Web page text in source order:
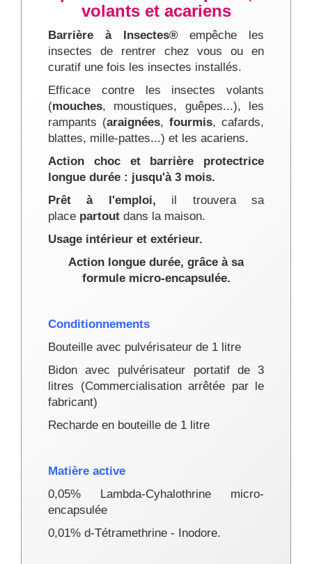
volants et acariens
Barrière à Insectes®empêche les
insectes de rentrer chez vous ou en
curatif une fois les insectes installés.
Efficace contre les insectes volants
(mouches, moustiques, guêpes...), les
rampants (araignées, fourmis, cafards,
blattes, mille-pattes...) et les acariens.
Action choc et barrière protectrice
longue durée : jusqu'à 3 mois.
Prêt à l'emploi, il trouvera sa
place partout dans la maison.
Usage intérieur et extérieur.
Action longue durée, grâce à sa
formule micro-encapsulée.
Conditionnements
Bouteille avec pulvérisateur de 1 litre
Bidon avec pulvérisateur portatif de 3
litres (Commercialisation arrêtée par le
fabricant)
Recharde en bouteille de 1 litre
Matière active
0,05% Lambda-Cyhalothrine micro-
encapsulée
0,01% d-Tétramethrine - Inodore.